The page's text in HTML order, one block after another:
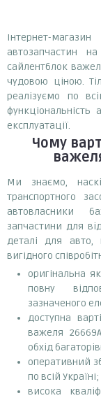
Інтернет-
автозапчастин
сайлентблок
чудовою ціною.
реалізуємо по
функціональність
експлуатації.
Чому
Ми знаємо,
транспортного
автовласники
запчастини для
деталі для авто,
вигідного
оригінальна
повну
зазначеного
доступна
важеля
обхід
оперативний
по всій Україні;
висока